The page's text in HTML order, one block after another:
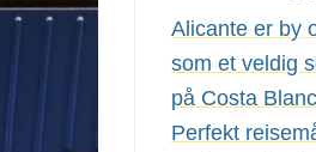
Alicante er by
som et veldig
på Costa
Perfekt